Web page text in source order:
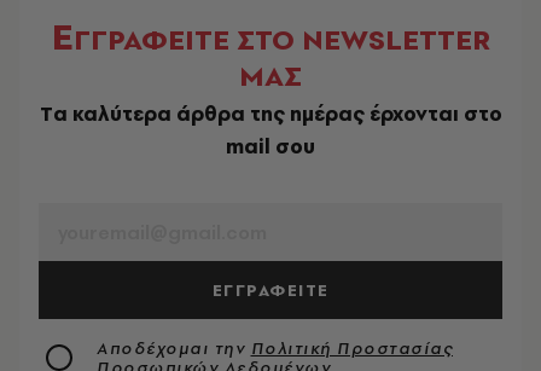
ΕΓΓΡΑΦΕΙΤΕ ΣΤΟ NEWSLETTER
ΜΑΣ
Tα καλύτερα άρθρα της ημέρας έρχονται στο
mail σου
ΕΓΓΡΑΦΕΙΤΕ
Αποδέχομαι την Πολιτική Προστασίας